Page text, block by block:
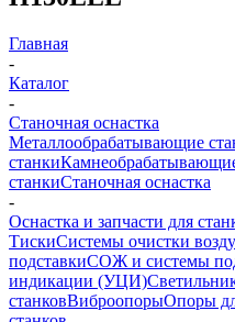
Главная
-
Каталог
-
Станочная оснастка
Металлообрабатывающие
станки
станкиСтаночная оснастка
-
Оснастка и запчасти для
ТискиСистемы очистки
подставкиСОЖ и системы
индикации (УЦИ)
станковВиброопорыОпоры